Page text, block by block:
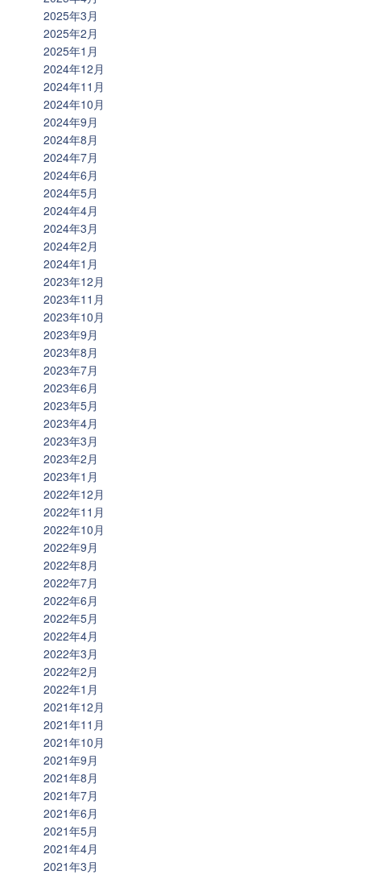
2025年3月
2025年2月
2025年1月
2024年12月
2024年11月
2024年10月
2024年9月
2024年8月
2024年7月
2024年6月
2024年5月
2024年4月
2024年3月
2024年2月
2024年1月
2023年12月
2023年11月
2023年10月
2023年9月
2023年8月
2023年7月
2023年6月
2023年5月
2023年4月
2023年3月
2023年2月
2023年1月
2022年12月
2022年11月
2022年10月
2022年9月
2022年8月
2022年7月
2022年6月
2022年5月
2022年4月
2022年3月
2022年2月
2022年1月
2021年12月
2021年11月
2021年10月
2021年9月
2021年8月
2021年7月
2021年6月
2021年5月
2021年4月
2021年3月